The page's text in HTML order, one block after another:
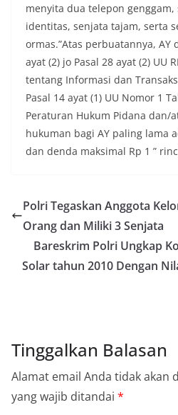
menyita dua telepon
identitas, senjata tajam, serta
ormas.”Atas perbuatannya, AY
ayat (2) jo Pasal 28 ayat (2) UU
tentang Informasi dan
Pasal 14 ayat (1) UU Nomor 1
Peraturan Hukum Pidana dan/
hukuman bagi AY paling lama
dan denda maksimal Rp 1 ”
Polri Tegaskan Anggota
Orang dan Miliki 3 Senjata
Bareskrim Polri Ungkap
Solar tahun 2010 Dengan
Tinggalkan Balasan
Alamat email Anda tidak akan
yang wajib ditandai *